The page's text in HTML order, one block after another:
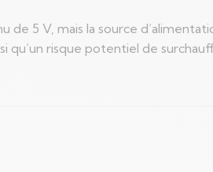
5 V, mais la source
qu’un risque potentiel de